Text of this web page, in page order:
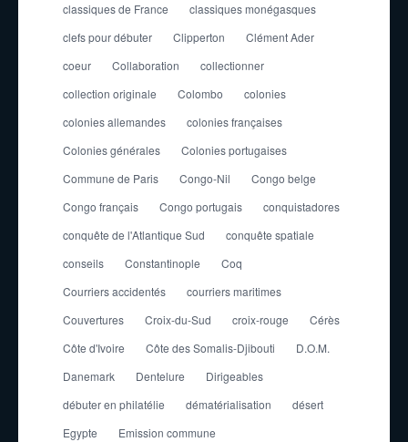
classiques de France
classiques monégasques
clefs pour débuter
Clipperton
Clément Ader
coeur
Collaboration
collectionner
collection originale
Colombo
colonies
colonies allemandes
colonies françaises
Colonies générales
Colonies portugaises
Commune de Paris
Congo-Nil
Congo belge
Congo français
Congo portugais
conquistadores
conquête de l'Atlantique Sud
conquête spatiale
conseils
Constantinople
Coq
Courriers accidentés
courriers maritimes
Couvertures
Croix-du-Sud croix-rouge
Cérès
Côte d'Ivoire
Côte des Somalis-Djibouti
D.O.M.
Danemark
Dentelure
Dirigeables
débuter en philatélie
dématérialisation
désert
Egypte
Emission commune